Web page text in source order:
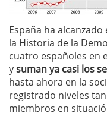
España ha
la Historia de la
cuatro españoles en
ysuman ya casi los
hasta ahora en la
registrado niveles
miembros en